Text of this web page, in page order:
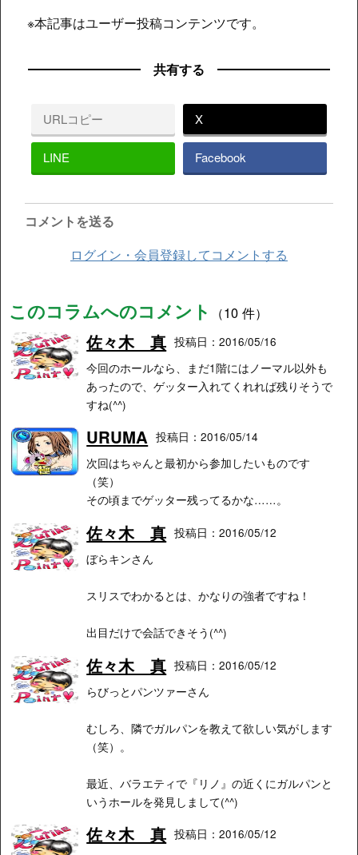
※本記事はユーザー投稿コンテンツです。
共有する
URLコピー X
LINE Facebook
コメントを送る
ログイン・会員登録してコメントする
このコラムへのコメント （10 件）
佐々木 真 投稿日：2016/05/16
今回のホールなら、まだ1階にはノーマル以外も
あったので、ゲッター入れてくれれば残りそうで
すね(^^)
URUMA 投稿日：2016/05/14
次回はちゃんと最初から参加したいものです
（笑）
その頃までゲッター残ってるかな……。
佐々木 真 投稿日：2016/05/12
ぼらキンさん
スリスでわかるとは、かなりの強者ですね！
出目だけで会話できそう(^^)
佐々木 真 投稿日：2016/05/12
らびっとパンツァーさん
むしろ、隣でガルパンを教えて欲しい気がします
（笑）。
最近、バラエティで『リノ』の近くにガルパンと
いうホールを発見しまして(^^)
佐々木 真 投稿日：2016/05/12